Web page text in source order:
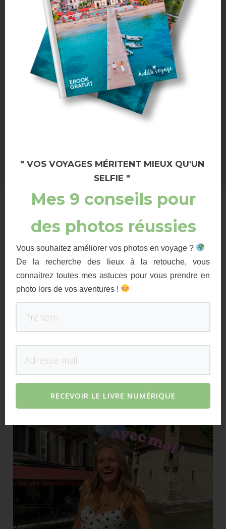
Abonne-toi à mon blog par mail !
Saisis ton adresse pour recevoir un mail dès que je publie un nouvel
ABONNEZ-VOUS
" VOS VOYAGES MÉRITENT MIEUX QU'UN
SELFIE "
Mes 9 conseils pour
des photos réussies
Vous souhaitez améliorer vos photos en voyage ?
De la recherche des lieux à la retouche, vous
connaitrez toutes mes astuces pour vous prendre en
photo lors de vos aventures !
RECEVOIR LE LIVRE NUMÉRIQUE